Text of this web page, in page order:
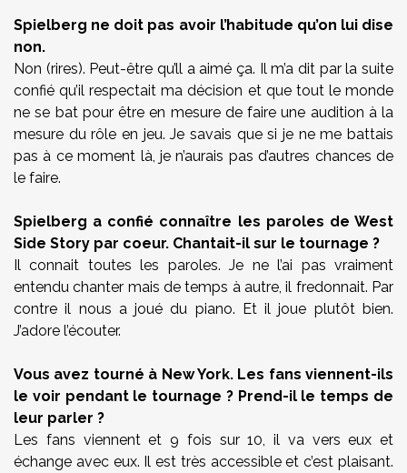
Spielberg ne doit pas avoir l’habitude qu’on lui dise
non.
Non (rires). Peut-être qu’ll a aimé ça. Il m’a dit par la suite
confié qu’il respectait ma décision et que tout le monde
ne se bat pour être en mesure de faire une audition à la
mesure du rôle en jeu. Je savais que si je ne me battais
pas à ce moment là, je n’aurais pas d’autres chances de
le faire.
Spielberg a confié connaître les paroles de West
Side Story par coeur. Chantait-il sur le tournage ?
Il connait toutes les paroles. Je ne l’ai pas vraiment
entendu chanter mais de temps à autre, il fredonnait. Par
contre il nous a joué du piano. Et il joue plutôt bien.
J’adore l’écouter.
Vous avez tourné à New York. Les fans viennent-ils
le voir pendant le tournage ? Prend-il le temps de
leur parler ?
Les fans viennent et 9 fois sur 10, il va vers eux et
échange avec eux. Il est très accessible et c’est plaisant.